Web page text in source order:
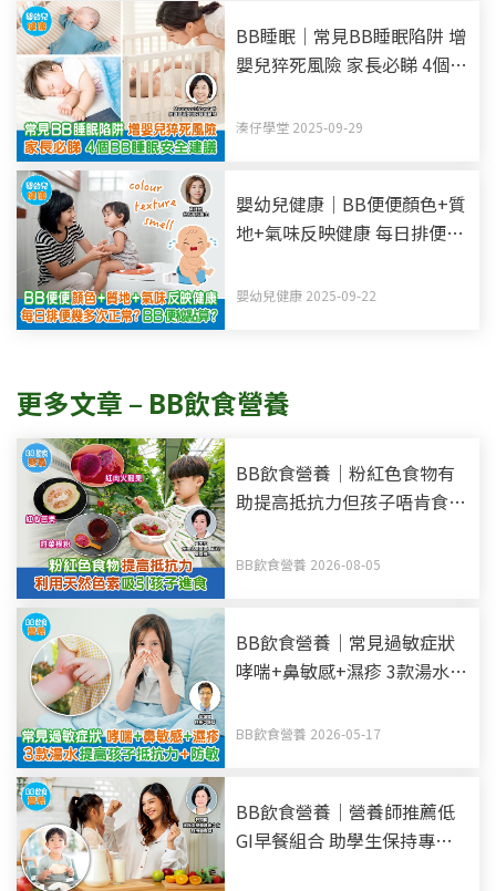
BB睡眠｜常見BB睡眠陷阱 增
嬰兒猝死風險 家長必睇 4個
湊仔學堂 2025-09-29
嬰幼兒健康｜BB便便顏色+質
地+氣味反映健康 每日排便幾
嬰幼兒健康 2025-09-22
更多文章 – BB飲食營養
BB飲食營養｜粉紅色食物有
助提高抵抗力但孩子唔肯食？
BB飲食營養 2026-08-05
BB飲食營養｜常見過敏症狀
哮喘+鼻敏感+濕疹 3款湯水提
BB飲食營養 2026-05-17
BB飲食營養｜營養師推薦低
GI早餐組合 助學生保持專注